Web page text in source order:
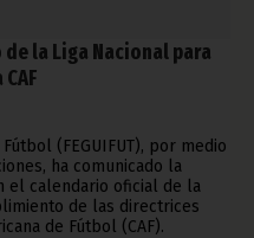
de la Liga Nacional para
(FEGUIFUT), por medio
ha comunicado la
el calendario oficial de la
de las directrices
de Fútbol (CAF).